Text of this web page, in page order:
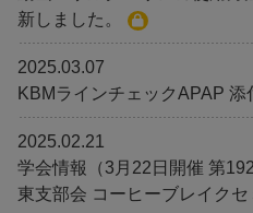
新しました。
2025.03.07
KBMラインチェックAPAP 添
2025.02.21
学会情報（3月22日開催 第
東支部会 コーヒーブレイクセ